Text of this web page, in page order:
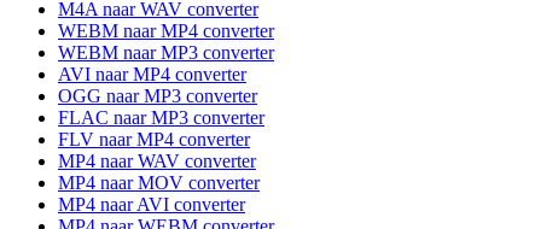
M4A naar WAV converter
WEBM naar MP4 converter
WEBM naar MP3 converter
AVI naar MP4 converter
OGG naar MP3 converter
FLAC naar MP3 converter
FLV naar MP4 converter
MP4 naar WAV converter
MP4 naar MOV converter
MP4 naar AVI converter